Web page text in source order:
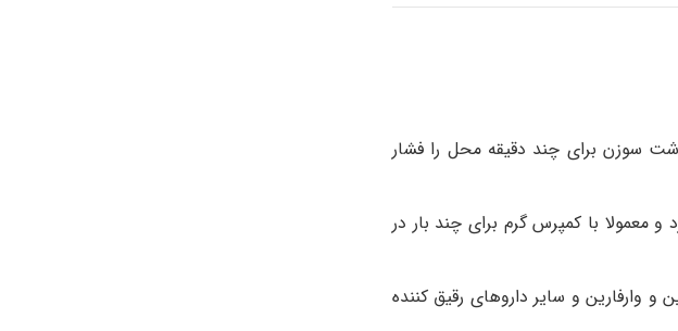
سوزن برای چند دقیقه محل را فشار
و معمولا با کمپرس گرم برای چند بار در
وارفارین و سایر داروهای رقیق کننده